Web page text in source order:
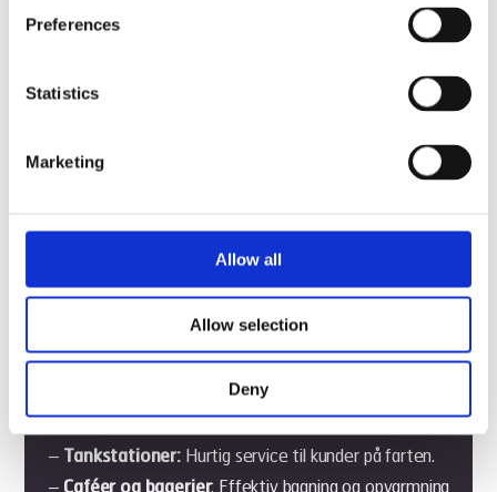
Preferences
Statistics
Marketing
Allow all
Allow selection
Deny
Perfekte løsninger til enhver
virksomhed
Denne dynamiske duo passer til:
– Tankstationer: Hurtig service til kunder på farten.
– Caféer og bagerier: Effektiv bagning og opvarmning